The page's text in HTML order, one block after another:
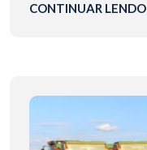
CONTINUAR LENDO